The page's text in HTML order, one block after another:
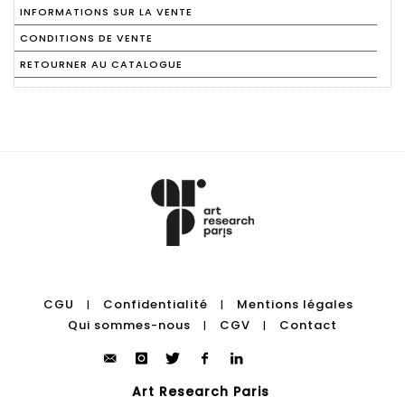
INFORMATIONS SUR LA VENTE
CONDITIONS DE VENTE
RETOURNER AU CATALOGUE
CGU | Confidentialité |
Mentions légales
Qui sommes-nous
| CGV | Contact
Art Research Paris